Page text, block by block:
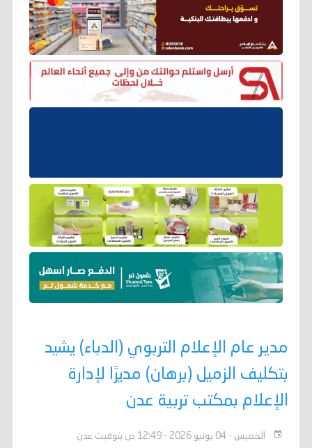
مدير عام الإعلام التربوي (الدباء) يشيد
بتكليف الزميل (برهان) مديرًا لإدارة
الإعلام بمكتب تربية عدن
الخميس - 04 يونيو 2026 - 12:49 ص بتوقيت عدن